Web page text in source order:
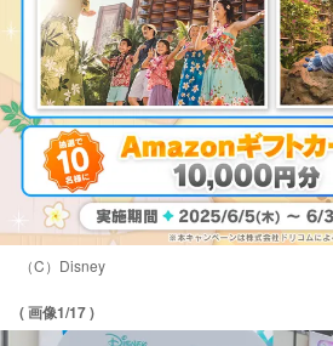
（C）Disney
( 画像1/17 )